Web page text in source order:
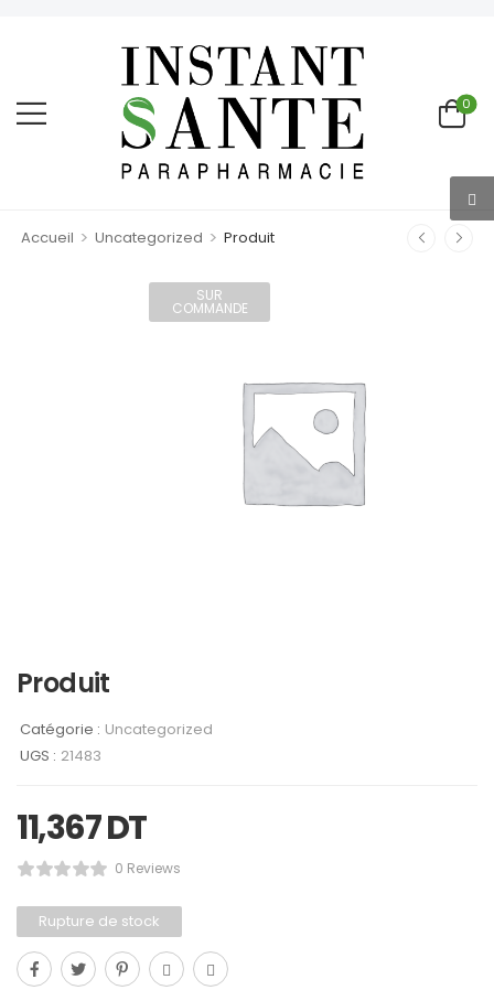
0
Accueil > Uncategorized > Produit
SUR
COMMANDE
Produit
Catégorie : Uncategorized
UGS : 21483
11,367DT
0 Reviews
Rupture de stock